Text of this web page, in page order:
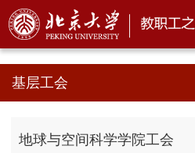
基层工会
地球与空间科学学院工会